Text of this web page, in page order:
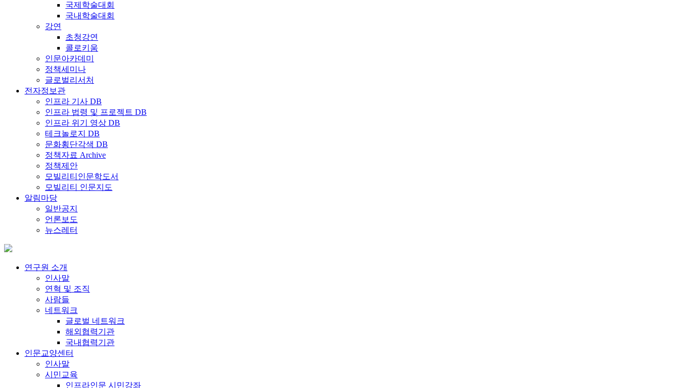
국제학술대회
국내학술대회
강연
초청강연
콜로키움
인문아카데미
정책세미나
글로벌리서처
전자정보관
인프라 기사 DB
인프라 법령 및 프로젝트 DB
인프라 위기 영상 DB
테크놀로지 DB
문화횡단각색 DB
정책자료 Archive
정책제안
모빌리티인문학도서
모빌리티 인문지도
알림마당
일반공지
언론보도
뉴스레터
연구원 소개
인사말
연혁 및 조직
사람들
네트워크
글로벌 네트워크
해외협력기관
국내협력기관
인문교양센터
인사말
시민교육
인프라인문 시민강좌